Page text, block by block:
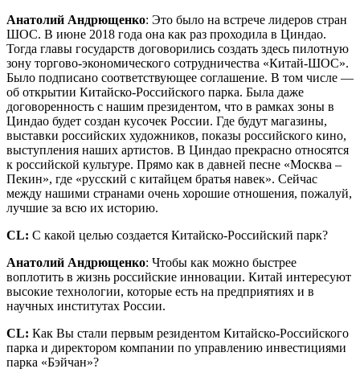
Анатолий Андрющенко: Это было на встрече лидеров стран
ШОС. В июне 2018 года она как раз проходила в Циндао.
Тогда главы государств договорились создать здесь пилотную
зону торгово-экономического сотрудничества «Китай-ШОС».
Было подписано соответствующее соглашение. В том числе —
об открытии Китайско-Российского парка. Была даже
договоренность с нашим президентом, что в рамках зоны в
Циндао будет создан кусочек России. Где будут магазины,
выставки российских художников, показы российского кино,
выступления наших артистов. В Циндао прекрасно относятся
к российской культуре. Прямо как в давней песне «Москва –
Пекин», где «русский с китайцем братья навек». Сейчас
между нашими странами очень хорошие отношения, пожалуй,
лучшие за всю их историю.
CL: С какой целью создается Китайско-Российский парк?
Анатолий Андрющенко: Чтобы как можно быстрее
воплотить в жизнь российские инновации. Китай интересуют
высокие технологии, которые есть на предприятиях и в
научных институтах России.
CL: Как Вы стали первым резидентом Китайско-Российского
парка и директором компании по управлению инвестициями
парка «Бэйчан»?